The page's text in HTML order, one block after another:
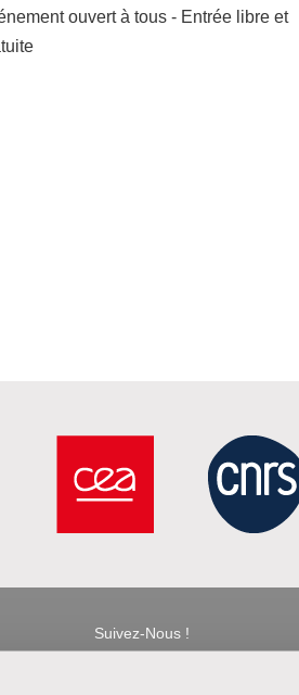
ouvert à tous - Entrée libre et
Suivez-Nous !